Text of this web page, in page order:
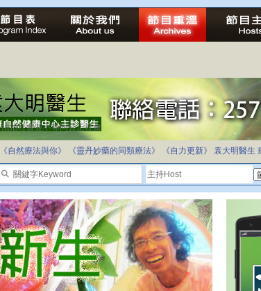
法治社會並不等同公正社會
自家教育合法化-推動多元化教育，全民學卷制
《自然療法與你》
《靈丹妙藥的同類療法》 《自力更新》 袁大明醫生